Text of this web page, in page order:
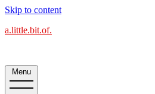
Skip to content
a.little.bit.of.
Menu